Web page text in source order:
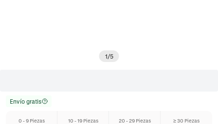
1/5
Envío gratis
0 - 9 Piezas 10 - 19 Piezas 20 - 29 Piezas ≥ 30 Piezas